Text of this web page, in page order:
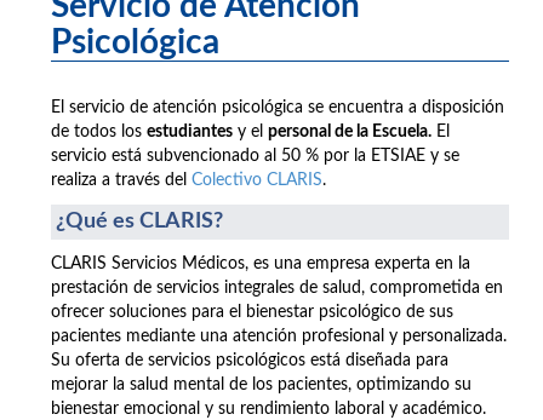
Psicológica
El servicio de atención psicológica se encuentra a disposición
de todos los estudiantes y el personal de la Escuela. El
servicio está subvencionado al 50 % por la ETSIAE y se
realiza a través del Colectivo CLARIS.
¿Qué es CLARIS?
CLARIS Servicios Médicos, es una empresa experta en la
prestación de servicios integrales de salud, comprometida en
ofrecer soluciones para el bienestar psicológico de sus
pacientes mediante una atención profesional y personalizada.
Su oferta de servicios psicológicos está diseñada para
mejorar la salud mental de los pacientes, optimizando su
bienestar emocional y su rendimiento laboral y académico.